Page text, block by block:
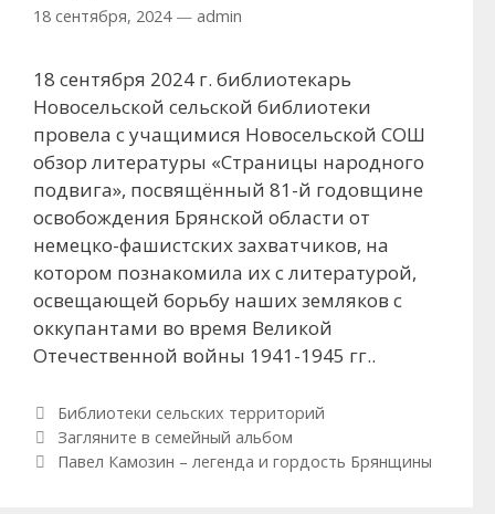
18 сентября, 2024 — admin
18 сентября 2024 г. библиотекарь
Новосельской сельской библиотеки
провела с учащимися Новосельской СОШ
обзор литературы «Страницы народного
подвига», посвящённый 81-й годовщине
освобождения Брянской области от
немецко-фашистских захватчиков, на
котором познакомила их с литературой,
освещающей борьбу наших земляков с
оккупантами во время Великой
Отечественной войны 1941-1945 гг..
Рубрики
Библиотеки сельских территорий
Навигация по записям
Загляните в семейный альбом
Павел Камозин – легенда и гордость Брянщины